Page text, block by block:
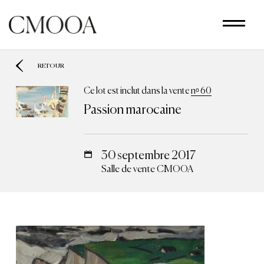
contenu
principal
RETOUR
Ce lot est inclut dans la ventenᵒ 60
Passion marocaine
30 septembre 2017
Salle de vente CMOOA